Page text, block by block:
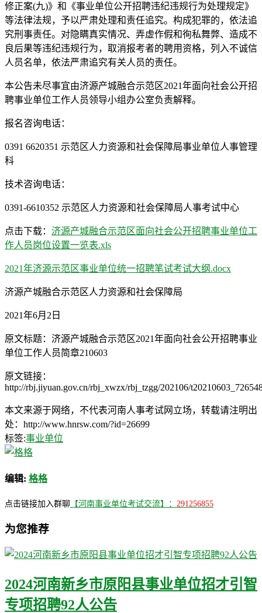
修正案(九)》和《事业单位公开招聘违纪违规行为处理规定》
等法律法规，予以严肃处理和责任追究。构成犯罪的，依法追
究刑事责任。对隐瞒真实情况、弄虚作假和徇私舞弊、造成不
良后果等违纪违规行为，取消报考者的聘用资格，列入不诚信
人员名单，依法严肃追究有关人员的责任。
本公告未尽事宜由济源产城融合示范区2021年面向社会公开招
聘事业单位工作人员领导小组办公室负责解释。
报名咨询电话：
0391 6620351 示范区人力资源和社会保障局事业单位人事管理
科
技术咨询电话：
0391-6610352 示范区人力资源和社会保障局人事考试中心
点击下载： 济源产城融合示范区面向社会公开招聘事业单位工
作人员岗位设置一览表.xls
2021年济源示范区事业单位统一招聘笔试考试大纲.docx
济源产城融合示范区人力资源和社会保障局
2021年6月2日
原文标题：济源产城融合示范区2021年面向社会公开招聘事业
单位工作人员简章210603
原文链接：
http://rbj.jiyuan.gov.cn/rbj_xwzx/rbj_tzgg/202106/
本文来源于网络，不代表河南人事考试网立场，转载请注明出
处：http://www.hnrsw.com/?id=26699
标签:事业单位
编辑: 格格
点击链接加入群聊 【河南事业单位考试交流】： 291256855
为您推荐
2024河南新乡市原阳县事业单位招才引智
专项招聘92人公告